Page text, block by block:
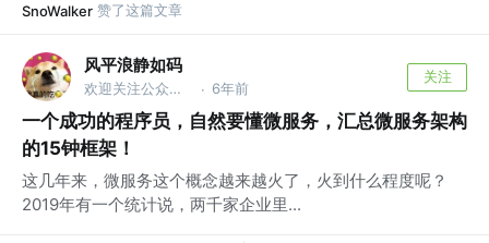
SnoWalker 赞了这篇文章
风平浪静如码
欢迎关注公众号：【风平浪静如码】 · 6年前
关注
一个成功的程序员，自然要懂微服务，汇总微服务架构
的15钟框架！
这几年来，微服务这个概念越来越火了，火到什么程度呢？
2019年有一个统计说，两千家企业里...